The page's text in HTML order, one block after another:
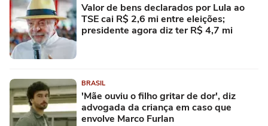
Valor de bens declarados por Lula ao
TSE cai R$ 2,6 mi entre eleições;
presidente agora diz ter R$ 4,7 mi
BRASIL
'Mãe ouviu o filho gritar de dor', diz
advogada da criança em caso que
envolve Marco Furlan